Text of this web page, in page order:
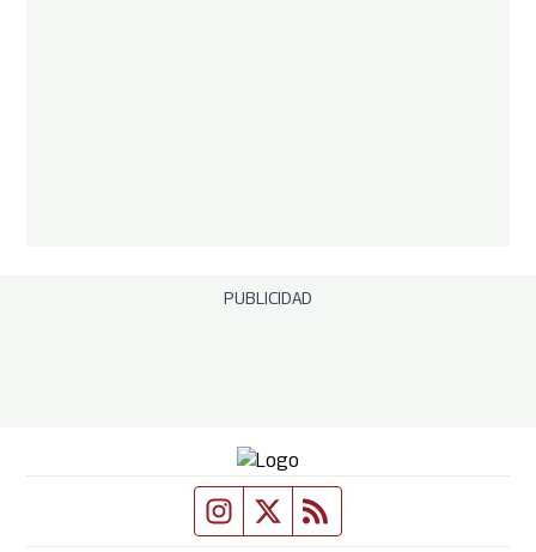
PUBLICIDAD
Fuente TwitterFuente Twitter